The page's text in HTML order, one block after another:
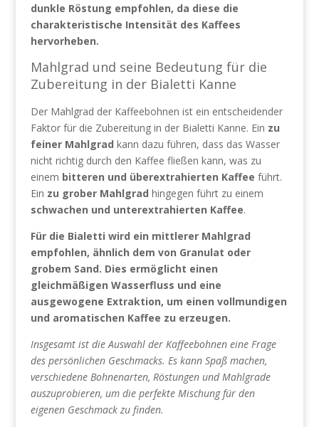
dunkle Röstung empfohlen, da diese die
charakteristische Intensität des Kaffees
hervorheben.
Mahlgrad und seine Bedeutung für die
Zubereitung in der Bialetti Kanne
Der Mahlgrad der Kaffeebohnen ist ein entscheidender
Faktor für die Zubereitung in der Bialetti Kanne. Ein zu
feiner Mahlgrad kann dazu führen, dass das Wasser
nicht richtig durch den Kaffee fließen kann, was zu
einem bitteren und überextrahierten Kaffee führt.
Ein zu grober Mahlgrad hingegen führt zu einem
schwachen und unterextrahierten Kaffee.
Für die Bialetti wird ein mittlerer Mahlgrad
empfohlen, ähnlich dem von Granulat oder
grobem Sand. Dies ermöglicht einen
gleichmäßigen Wasserfluss und eine
ausgewogene Extraktion, um einen vollmundigen
und aromatischen Kaffee zu erzeugen.
Insgesamt ist die Auswahl der Kaffeebohnen eine Frage
des persönlichen Geschmacks. Es kann Spaß machen,
verschiedene Bohnenarten, Röstungen und Mahlgrade
auszuprobieren, um die perfekte Mischung für den
eigenen Geschmack zu finden.